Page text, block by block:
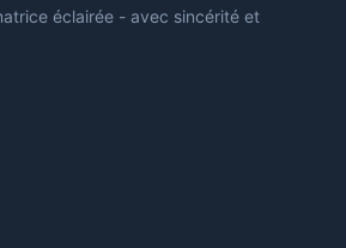
éclairée - avec sincérité et